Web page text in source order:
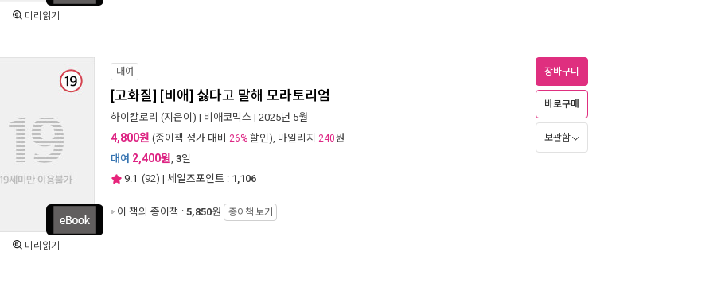
미리읽기
미리읽기
대여
[고화질] [비애] 싫다고 말해 모라토리엄
하이칼로리 (지은이) | 비애코믹스 | 2025년 5월
4,800원 (종이책 정가 대비 26% 할인), 마일리지 240원
대여 2,400원, 3일
9.1 (92) | 세일즈포인트 : 1,106
이 책의 종이책 : 5,850원 종이책 보기
장바구니
바로구매
보관함